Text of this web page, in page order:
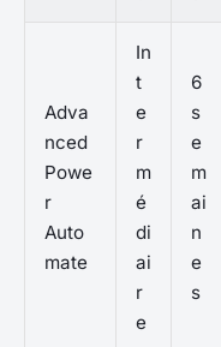
Adva
nced
Powe
r
Auto
mate
In
t
e
r
m
é
di
ai
r
e
6
s
e
m
ai
n
e
s